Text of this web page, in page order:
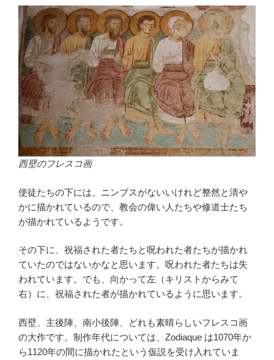
西壁のフレスコ画
使徒たちの下には、ニンブスがないいけれど整然と清や
かに描かれているので、教会の偉い人たちや修道士たち
が描かれているようです。
その下に、祝福された者たちと呪われた者たちが描かれ
ていたのではないかなと思います。呪われた者たちは失
われています。でも、向かって左（キリストからみて
右）に、祝福された者が描かれているように思います。
西壁、主後陣、南小後陣、どれも素晴らしいフレスコ画
の大作です。制作年代については、Zodiaque は1070年か
ら1120年の間に描かれたという仮説を受け入れていま